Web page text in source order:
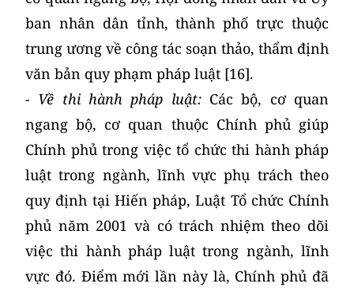
ban nhân dân tỉnh, thành phố trực thuộc
trung ương về công tác soạn thảo, thẩm định
văn bản quy phạm pháp luật [16].
- Về thi hành pháp luật:Các bộ, cơ quan
ngang bộ, cơ quan thuộc Chính phủ giúp
Chính phủ trong việc tổ chức thi hành pháp
luật trong ngành, lĩnh vực phụ trách theo
quy định tại Hiến pháp, Luật Tổ chức Chính
phủ năm 2001 và có trách nhiệm theo dõi
việc thi hành pháp luật trong ngành, lĩnh
vực đó. Điểm mới lần này là, Chính phủ đã